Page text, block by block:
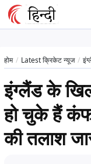
होम Latest क्रिकेट न्यूज
इंग्लैंड के
हो चुके हैं
की तलाश